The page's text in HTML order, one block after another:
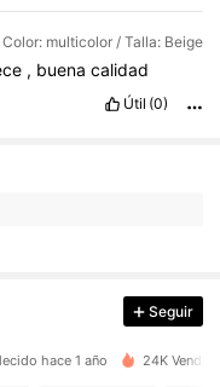
Color: multicolor / Talla: Beige
, buena calidad
Útil (0)
Seguir
hace 1 año 24K